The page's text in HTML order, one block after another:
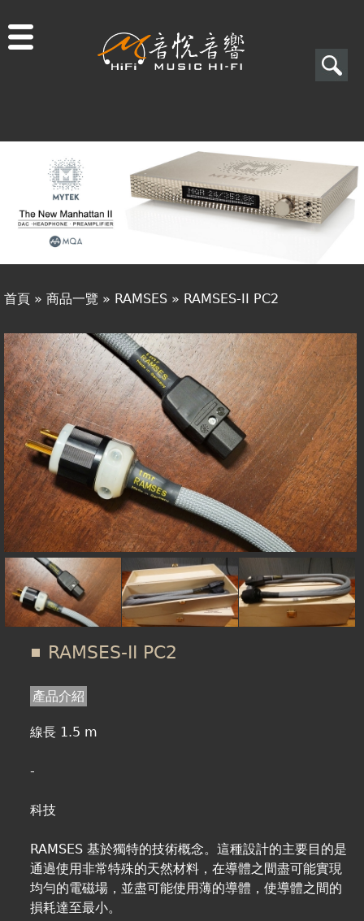
搜
表
單
搜
尋
商品一覽
二手專區
視聽專欄
購物須知
視聽室預約
線上商城
您
在
這
裡
首頁 » 商品一覽 » RAMSES » RAMSES-II PC2
RAMSES-II PC2
產品介紹
線長 1.5 m
-
科技
RAMSES 基於獨特的技術概念。這種設計的主要目的是
通過使用非常特殊的天然材料，在導體之間盡可能實現
均勻的電磁場，並盡可能使用薄的導體，使導體之間的
損耗達至最小。